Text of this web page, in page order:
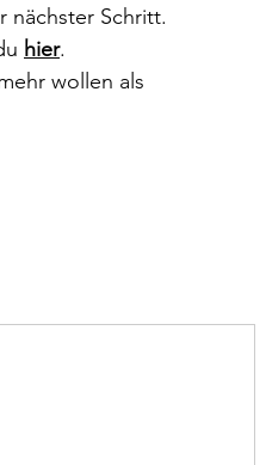
nächster Schritt.
hier.
wollen als